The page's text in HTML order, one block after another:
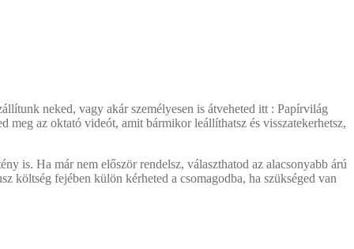
neked, vagy akár személyesen is átveheted itt : Papírvilág
az oktató videót, amit bármikor leállíthatsz és visszatekerhetsz,
is. Ha már nem először rendelsz, választhatod az alacsonyabb árú
költség fejében külön kérheted a csomagodba, ha szükséged van